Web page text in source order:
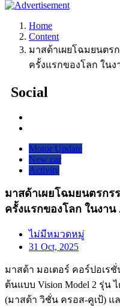
Home
Content
มาสด้าเผยโฉมยนตร
ครั้งแรกของโลก ในงา
Social
Motor Update
New car
Activity
มาสด้าเผยโฉมยนตรกร
ครั้งแรกของโลก ในงาน
ไม่มีหมวดหมู่
31 Oct, 2025
มาสด้า มอเตอร์ คอร์ปอเร
ต้นแบบ Vision Model 2 รุ่น
(มาสด้า วิชั่น ครอส-คูเป้) แ